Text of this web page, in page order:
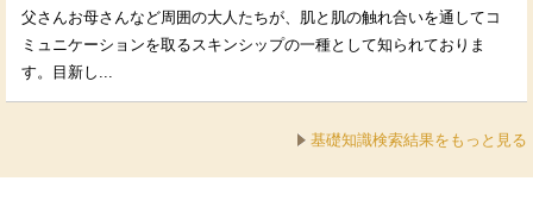
父さんお母さんなど周囲の大人たちが、肌と肌の触れ合いを通してコ
ミュニケーションを取るスキンシップの一種として知られておりま
す。目新し...
基礎知識検索結果をもっと見る